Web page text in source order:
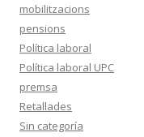
mobilitzacions
pensions
Política laboral
Política laboral UPC
premsa
Retallades
Sin categoría